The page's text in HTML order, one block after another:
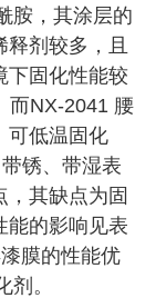
胺，其涂层的
剂较多，且
下固化性能较
而NX-2041 腰
可低温固化
锈、带湿表
其缺点为固
能的影响见表
膜的性能优
。